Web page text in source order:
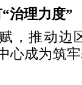
治理力度”
，推动边
心成为筑